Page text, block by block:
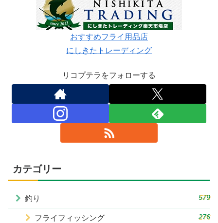
おすすめフライ用品店
にしきたトレーディング
リコプテラをフォローする
カテゴリー
釣り 579
フライフィッシング 276